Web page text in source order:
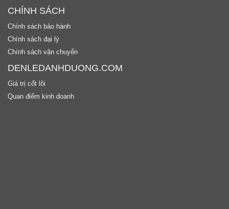
CHÍNH SÁCH
Chính sách bảo hành
Chính sách đại lý
Chính sách vận chuyển
DENLEDANHDUONG.COM
Giá trị cốt lõi
Quan điểm kinh doanh